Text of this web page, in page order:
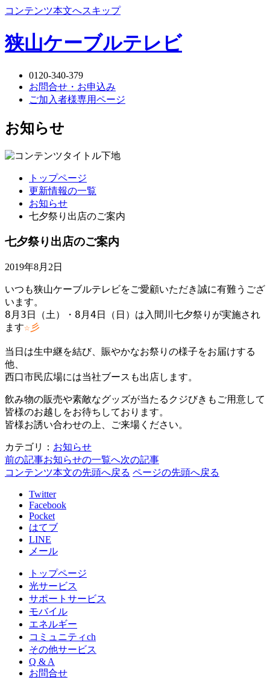
コンテンツ本文へスキップ
狭山ケーブルテレビ
0120-340-379
お問合せ・お申込み
ご加入者様専用ページ
お知らせ
トップページ
更新情報の一覧
お知らせ
七夕祭り出店のご案内
七夕祭り出店のご案内
2019年8月2日
いつも狭山ケーブルテレビをご愛顧いただき誠に有難うござ
います。
8月3日（土）・8月4日（日）は入間川七夕祭りが実施され
ます☆彡
当日は生中継を結び、賑やかなお祭りの様子をお届けする
他、
西口市民広場には当社ブースも出店します。
飲み物の販売や素敵なグッズが当たるクジびきもご用意して
皆様のお越しをお待ちしております。
皆様お誘い合わせの上、ご来場ください。
カテゴリ： お知らせ
前の記事お知らせの一覧へ次の記事
コンテンツ本文の先頭へ戻る ページの先頭へ戻る
Twitter
Facebook
Pocket
はてブ
LINE
メール
トップページ
光サービス
サポートサービス
モバイル
エネルギー
コミュニティch
その他サービス
Q & A
お問合せ